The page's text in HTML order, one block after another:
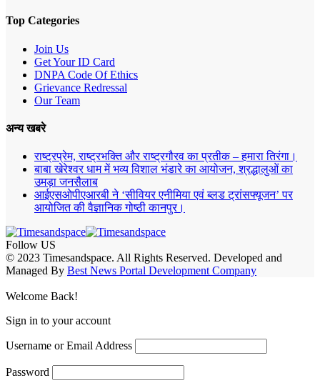
Top Categories
Join Us
Get Your ID Card
DNPA Code Of Ethics
Grievance Redressal
Our Team
अन्य खबरे
राष्ट्रप्रेम, राष्ट्रभक्ति और राष्ट्रगौरव का प्रतीक – हमारा तिरंगा।
बाबा खेरेश्वर धाम में भव्य विशाल भंडारे का आयोजन, श्रद्धालुओं का
उमड़ा जनसैलाब
आईएसओपीएआरबी ने ‘सीवियर एनीमिया एवं ब्लड ट्रांसफ्यूजन’ पर
आयोजित की वैज्ञानिक गोष्ठी कानपुर।
Follow US
© 2023 Timesandspace. All Rights Reserved. Developed and
Managed By Best News Portal Development Company
Welcome Back!
Sign in to your account
Username or Email Address
Password